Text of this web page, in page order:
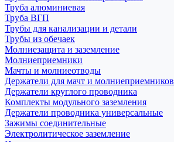
Труба алюминиевая
Труба ВГП
Трубы для канализации и детали
Трубы из обечаек
Молниезащита и заземление
Молниеприемники
Мачты и молниеотводы
Держатели для мачт и молниеприемников
Держатели круглого проводника
Комплекты модульного заземления
Держатели проводника универсальные
Зажимы соединительные
Электролитическое заземление